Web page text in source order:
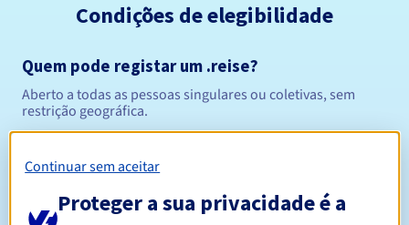
Condições de elegibilidade
Quem pode registar um .reise?
Aberto a todas as pessoas singulares ou coletivas, sem
restrição geográfica.
Período de registo Entre 1 e 10 anos
Continuar sem aceitar
Proteger a sua privacidade é a